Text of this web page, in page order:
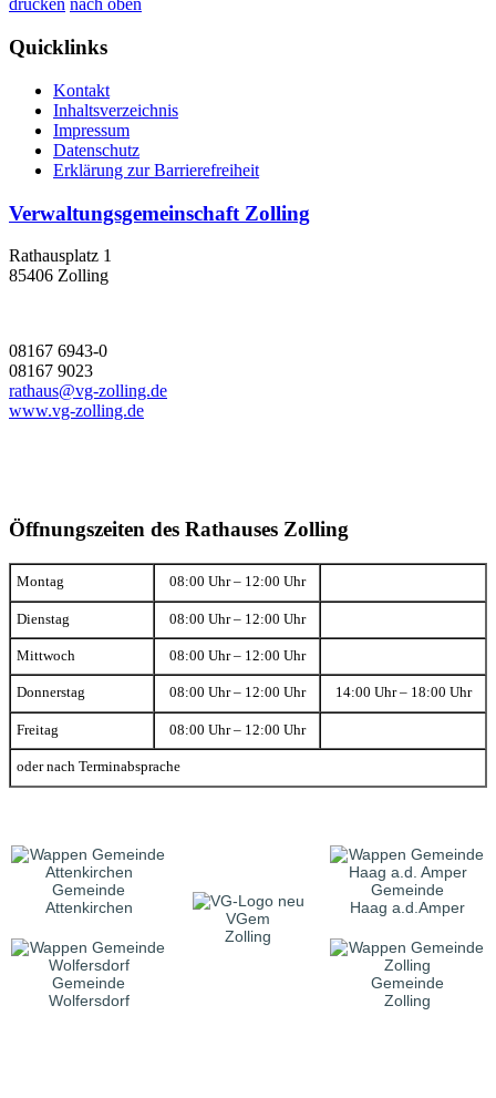
drucken nach oben
Quicklinks
Kontakt
Inhaltsverzeichnis
Impressum
Datenschutz
Erklärung zur Barrierefreiheit
Verwaltungsgemeinschaft Zolling
Rathausplatz 1
85406 Zolling
08167 6943-0
08167 9023
rathaus@vg-zolling.de
www.vg-zolling.de
Öffnungszeiten des Rathauses Zolling
Montag 08:00 Uhr – 12:00 Uhr
Dienstag 08:00 Uhr – 12:00 Uhr
Mittwoch 08:00 Uhr – 12:00 Uhr
Donnerstag 08:00 Uhr – 12:00 Uhr 14:00 Uhr – 18:00 Uhr
Freitag 08:00 Uhr – 12:00 Uhr
oder nach Terminabsprache
Gemeinde
Attenkirchen
VGem
Zolling
Gemeinde
Haag a.d.Amper
Gemeinde
Wolfersdorf
Gemeinde
Zolling